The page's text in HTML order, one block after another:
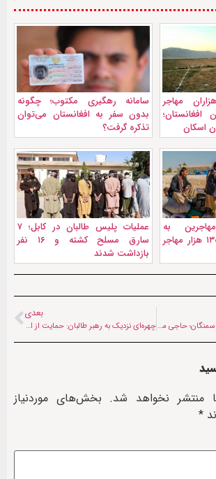
مهاجر
در ۵ استان افغانستان؛
اسکان
سامانه رهگیری مکتوب؛ چگونه
بدون سفر به افغانستان می‌توان
تذکره گرفت؟
به
افغانستان؛ بازگشت ۱۳۰ هزار مهاجر
عملیات پلیس طالبان در کابل؛ ۷
سارق مسلح کشته و ۱۶ نفر
بازداشت شدند
ترور یک متنفذ محلی در سمنگان؛ حاجی محمد نبی در تیراندازی جان باخت
بعدی
چهره‌ای نزدیک به رهبر طالبان: حمایت از ارتش پاکستان واجب است
منتشر نخواهد شد. بخش‌های موردنیاز
*